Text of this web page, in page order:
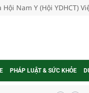
Nam Y (Hội YDHCT)
PHÁP LUẬT & SỨC KHỎE